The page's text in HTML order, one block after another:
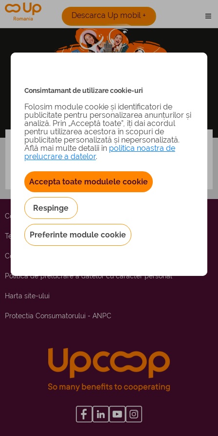
Descarca Up mobil +
Iti multumim pentru formularul completat
Cererea a fost receptionata si in cel mai scurt timp vei fi
contactat de catre un reprezentant Up Romania.
Acceseaza pagina principala
Contact
Termeni si conditii
Cookies
Politica de prelucrare a datelor cu caracter personal
Harta site-ului
Protectia Consumatorului - ANPC
Consimtamant de utilizare cookie-uri
Folosim module cookie și identificatori de
publicitate pentru personalizarea anunțurilor și
analiză. Prin „Acceptă toate”, îți dai acordul
pentru utilizarea acestora în scopuri de
publicitate personalizată și nepersonalizată.
Află mai multe detalii în politica noastra de
prelucrare a datelor.
Accepta toate modulele cookie
Respinge
Preferinte module cookie